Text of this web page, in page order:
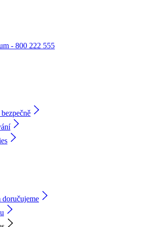
- 800 222 555
doručujeme